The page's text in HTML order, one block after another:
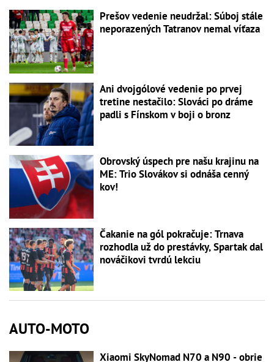
Prešov vedenie neudržal: Súboj stále
neporazených Tatranov nemal víťaza
Ani dvojgólové vedenie po prvej
tretine nestačilo: Slováci po dráme
padli s Fínskom v boji o bronz
Obrovský úspech pre našu krajinu na
ME: Trio Slovákov si odnáša cenný
kov!
Čakanie na gól pokračuje: Trnava
rozhodla už do prestávky, Spartak dal
nováčikovi tvrdú lekciu
AUTO-MOTO
Xiaomi SkyNomad N70 a N90 - obrie